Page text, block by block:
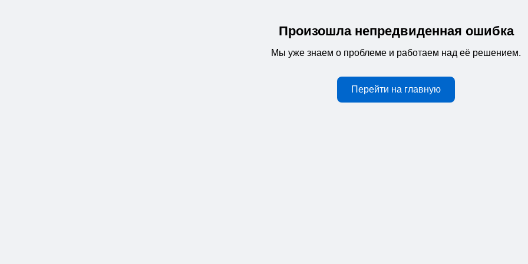
Произошла непредвиденная ошибка
Мы уже знаем о проблеме и работаем над её решением.
Перейти на главную